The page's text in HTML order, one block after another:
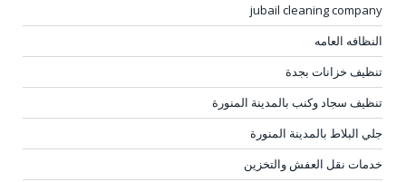
jubail cleaning company
النظافه العامه
تنظيف خزانات بجدة
تنظيف سجاد وكنب بالمدينة المنورة
جلي البلاط بالمدينة المنورة
خدمات نقل العفش والتخزين